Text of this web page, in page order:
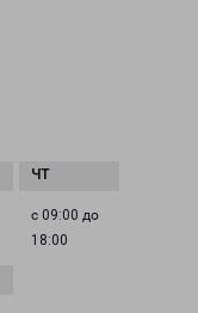
с 09:00 до
18:00